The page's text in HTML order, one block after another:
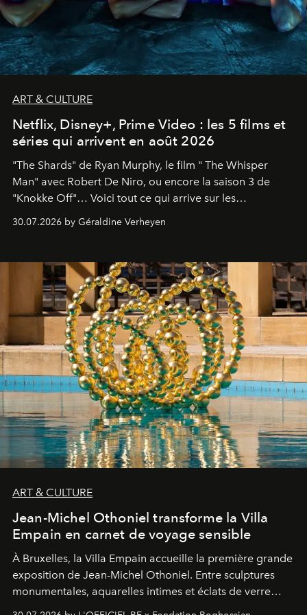
ART & CULTURE
Netflix, Disney+, Prime Video : les 5 films et
séries qui arrivent en août 2026
"The Shards" de Ryan Murphy, le film " The Whisper
Man" avec Robert De Niro, ou encore la saison 3 de
"Knokke Off"… Voici tout ce qui arrive sur les
plateformes de streaming en août 2026.
30.07.2026 by Géraldine Verheyen
ART & CULTURE
Jean-Michel Othoniel transforme la Villa
Empain en carnet de voyage sensible
À Bruxelles, la Villa Empain accueille la première grande
exposition de Jean-Michel Othoniel. Entre sculptures
monumentales, aquarelles intimes et éclats de verre
soufflé, l’artiste français compose un itinéraire